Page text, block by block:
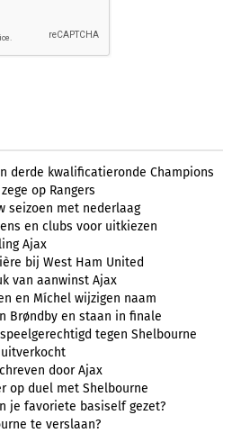
derde kwalificatieronde Champions
op Rangers
seizoen met nederlaag
en clubs voor uitkiezen
Ajax
bij West Ham United
van aanwinst Ajax
en Míchel wijzigen naam
Brøndby en staan in finale
tegen Shelbourne
door Ajax
op duel met Shelbourne
je favoriete basiself gezet?
te verslaan?